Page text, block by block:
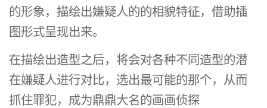
的形象，描绘出嫌疑人的的相貌特征，借助插
图形式呈现出来。
在描绘出造型之后，将会对各种不同造型的潜
在嫌疑人进行对比，选出最可能的那个，从而
抓住罪犯，成为鼎鼎大名的画画侦探